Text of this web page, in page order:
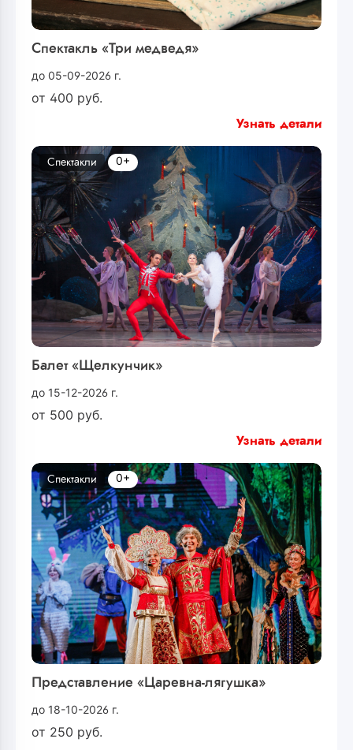
Спектакль «Три медведя»
до 05-09-2026 г.
от 400 руб.
Узнать детали
Балет «Щелкунчик»
до 15-12-2026 г.
от 500 руб.
Спектакли 0+
Узнать детали
Представление «Царевна-лягушка»
до 18-10-2026 г.
от 250 руб.
Спектакли 0+